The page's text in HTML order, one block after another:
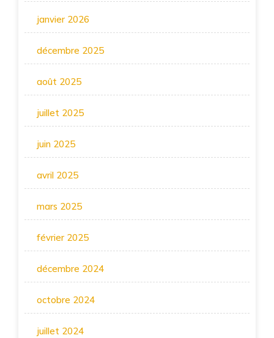
janvier 2026
décembre 2025
août 2025
juillet 2025
juin 2025
avril 2025
mars 2025
février 2025
décembre 2024
octobre 2024
juillet 2024